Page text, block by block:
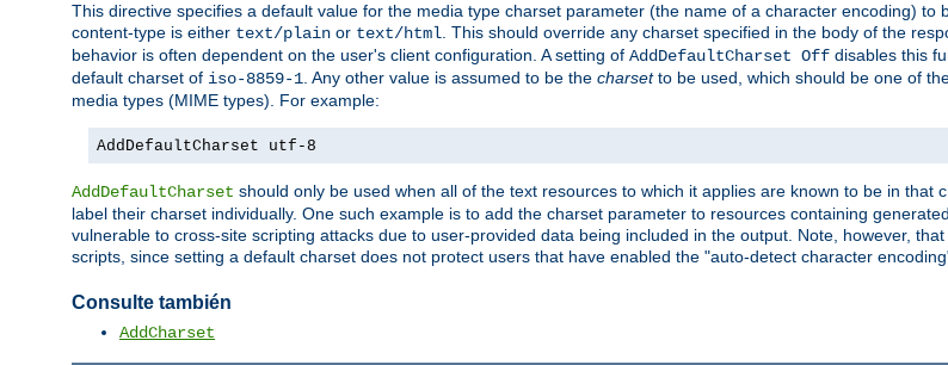
This directive specifies a default value for the media type charset parameter (the name of a character encoding)
content-type is either text/plain or text/html. This should override any charset specified in the body of the
behavior is often dependent on the user's client configuration. A setting of AddDefaultCharset Off disables this
default charset of iso-8859-1. Any other value is assumed to be the charsetto be used, which should be one of
media types (MIME types). For example:
AddDefaultCharset utf-8
AddDefaultCharset should only be used when all of the text resources to which it applies are known to be in that
label their charset individually. One such example is to add the charset parameter to resources containing
vulnerable to cross-site scripting attacks due to user-provided data being included in the output. Note, however,
scripts, since setting a default charset does not protect users that have enabled the "auto-detect character
Consulte también
AddCharset